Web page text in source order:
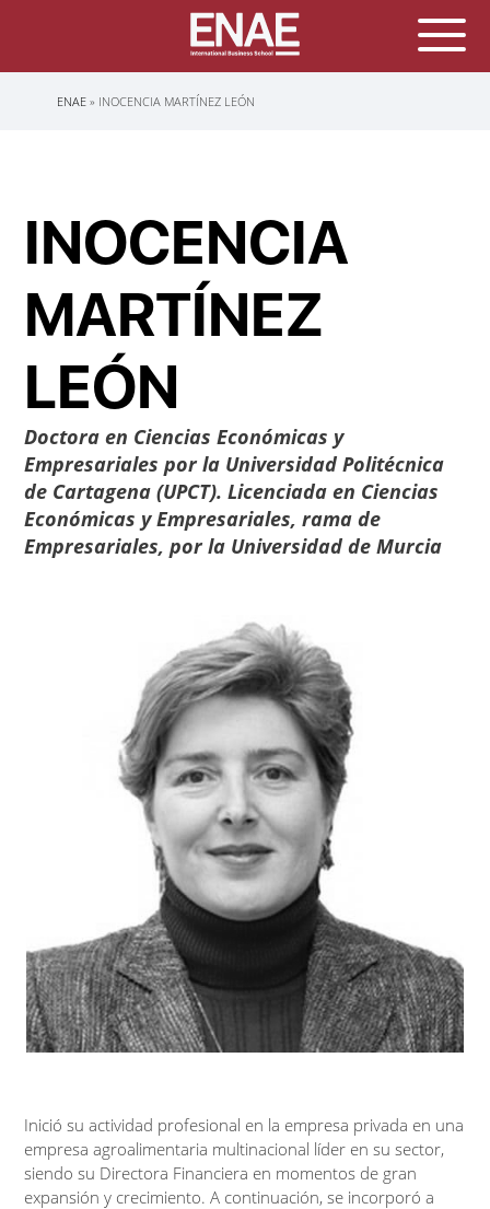
Sobrescribir
ENAE INOCENCIA MARTÍNEZ LEÓN
INOCENCIA
MARTÍNEZ
LEÓN
Doctora en Ciencias Económicas y
Empresariales por la Universidad Politécnica
de Cartagena (UPCT). Licenciada en Ciencias
Económicas y Empresariales, rama de
Empresariales, por la Universidad de Murcia
Inició su actividad profesional en la empresa privada en una
empresa agroalimentaria multinacional líder en su sector,
siendo su Directora Financiera en momentos de gran
expansión y crecimiento. A continuación, se incorporó a